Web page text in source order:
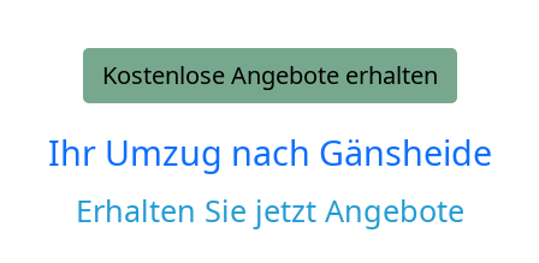
Kostenlose Angebote erhalten
Ihr Umzug nach Gänsheide
Erhalten Sie jetzt Angebote